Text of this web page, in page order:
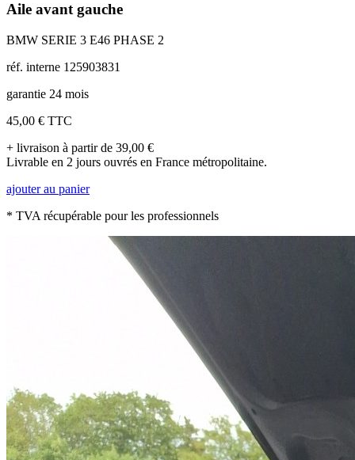
Aile avant gauche
BMW SERIE 3 E46 PHASE 2
réf. interne 125903831
garantie 24 mois
45,00 € TTC
+ livraison à partir de 39,00 €
Livrable en 2 jours ouvrés en France métropolitaine.
ajouter au panier
* TVA récupérable pour les professionnels